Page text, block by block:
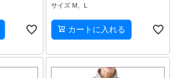
サイズ M、L
カートに入れる